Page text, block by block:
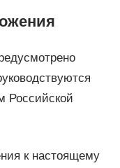
Российской
к настоящему